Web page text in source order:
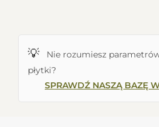
💡
Nie rozumiesz
płytki?
SPRAWDŹ NASZĄ BAZĘ